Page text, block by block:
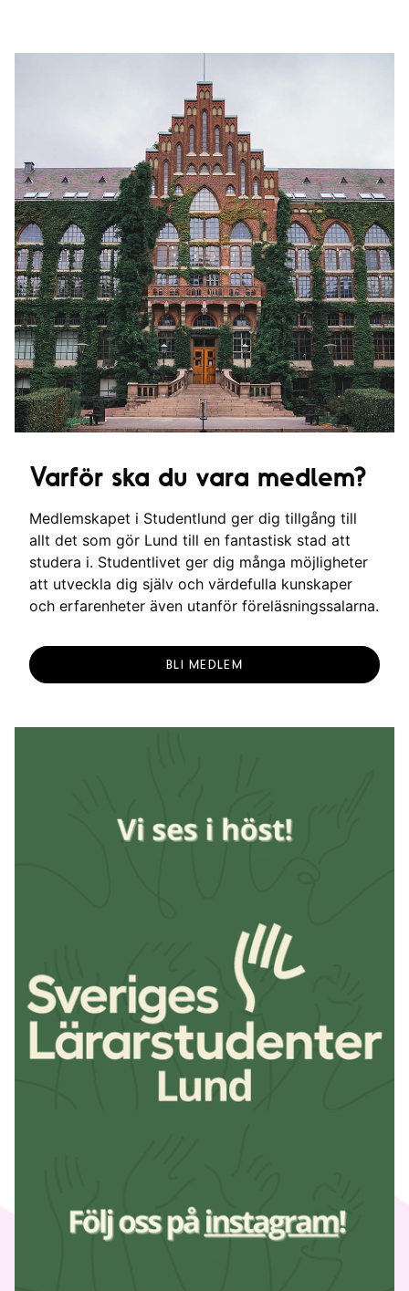
Varför ska du vara medlem?
Medlemskapet i Studentlund ger dig tillgång till
allt det som gör Lund till en fantastisk stad att
studera i. Studentlivet ger dig många möjligheter
att utveckla dig själv och värdefulla kunskaper
och erfarenheter även utanför föreläsningssalarna.
BLI MEDLEM